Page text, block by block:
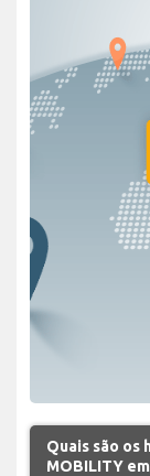
Quais são os
MOBILITY